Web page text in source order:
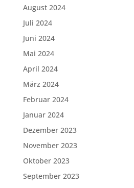
August 2024
Juli 2024
Juni 2024
Mai 2024
April 2024
März 2024
Februar 2024
Januar 2024
Dezember 2023
November 2023
Oktober 2023
September 2023